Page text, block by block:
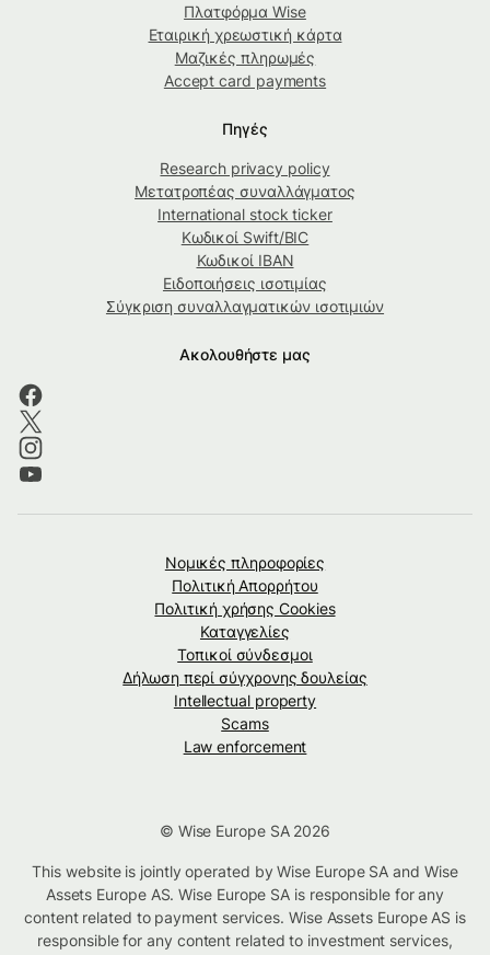
Πλατφόρμα Wise
Εταιρική χρεωστική κάρτα
Μαζικές πληρωμές
Accept card payments
Πηγές
Research privacy policy
Μετατροπέας συναλλάγματος
International stock ticker
Κωδικοί Swift/BIC
Κωδικοί IBAN
Ειδοποιήσεις ισοτιμίας
Σύγκριση συναλλαγματικών ισοτιμιών
Ακολουθήστε μας
Νομικές πληροφορίες
Πολιτική Απορρήτου
Πολιτική χρήσης Cookies
Καταγγελίες
Τοπικοί σύνδεσμοι
Δήλωση περί σύγχρονης δουλείας
Intellectual property
Scams
Law enforcement
© Wise Europe SA 2026
This website is jointly operated by Wise Europe SA and Wise
Assets Europe AS. Wise Europe SA is responsible for any
content related to payment services. Wise Assets Europe AS is
responsible for any content related to investment services,